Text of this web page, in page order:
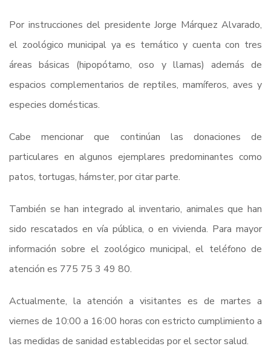
Por instrucciones del presidente Jorge Márquez Alvarado,
el zoológico municipal ya es temático y cuenta con tres
áreas básicas (hipopótamo, oso y llamas) además de
espacios complementarios de reptiles, mamíferos, aves y
especies domésticas.
Cabe mencionar que continúan las donaciones de
particulares en algunos ejemplares predominantes como
patos, tortugas, hámster, por citar parte.
También se han integrado al inventario, animales que han
sido rescatados en vía pública, o en vivienda. Para mayor
información sobre el zoológico municipal, el teléfono de
atención es 775 75 3 49 80.
Actualmente, la atención a visitantes es de martes a
viernes de 10:00 a 16:00 horas con estricto cumplimiento a
las medidas de sanidad establecidas por el sector salud.